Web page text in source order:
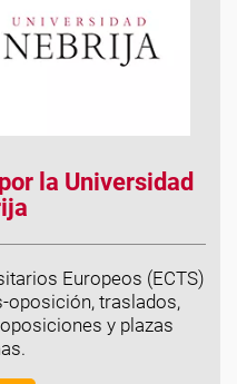
la Universidad
Europeos (ECTS)
oposición, traslados,
y plazas